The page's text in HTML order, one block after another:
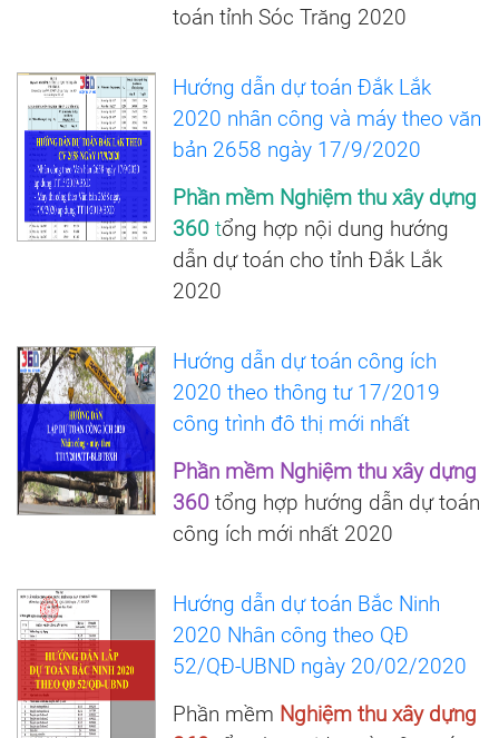
toán tỉnh Sóc Trăng 2020
Hướng dẫn dự toán Đắk Lắk
2020 nhân công và máy theo văn
bản 2658 ngày 17/9/2020
Phần mềm Nghiệm thu xây dựng
360tổng hợp nội dung hướng
dẫn dự toán cho tỉnh Đắk Lắk
2020
Hướng dẫn dự toán công ích
2020 theo thông tư 17/2019
công trình đô thị mới nhất
Phần mềm Nghiệm thu xây dựng
360tổng hợp hướng dẫn dự toán
công ích mới nhất 2020
Hướng dẫn dự toán Bắc Ninh
2020 Nhân công theo QĐ
52/QĐ-UBND ngày 20/02/2020
Phần mềm Nghiệm thu xây dựng